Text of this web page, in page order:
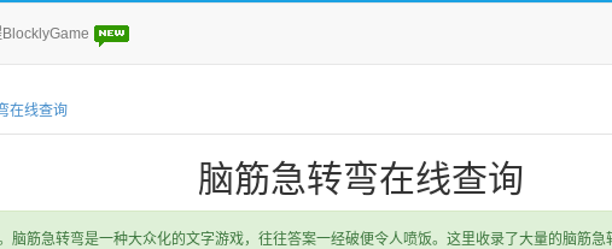
在线查询
脑筋急转弯在线查询
脑筋急转弯是一种大众化的文字游戏，往往答案一经破便令人喷饭。这里收录了大量的脑筋急